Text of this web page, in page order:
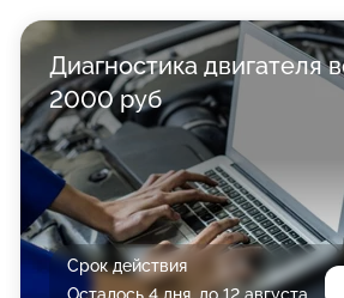
Диагностика двигателя
2000 руб
Срок действия